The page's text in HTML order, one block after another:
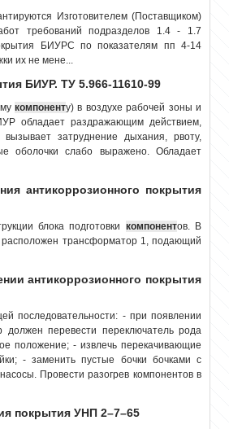
Изготовителем (Поставщиком)
требований подразделов 1.4 - 1.7
БИУРС по показателям пп 4-14
их не мене...
БИУР. ТУ 5.966-11610-99
компоненту) в воздухе рабочей зоны и
обладает раздражающим действием,
затруднение дыхания, рвоту,
оболочки слабо выражено. Обладает
антикоррозионного покрытия
блока подготовки компонентов. В
расположен трансформатор 1, подающий
антикоррозионного покрытия
последовательности: - при появлении
должен перевести переключатель рода
положение; - извлечь перекачивающие
- заменить пустые бочки бочками с
Провести разогрев компонентов в
покрытия УНП 2–7–65